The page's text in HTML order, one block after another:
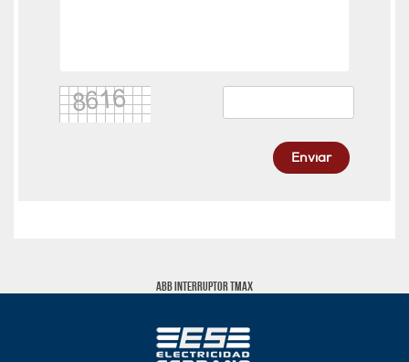
Enviar
ABB INTERRUPTOR TMAX